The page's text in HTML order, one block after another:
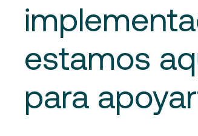
estamos
para